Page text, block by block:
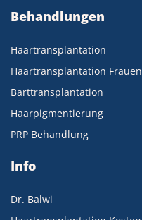
Behandlungen
Haartransplantation
Haartransplantation Frauen
Barttransplantation
Haarpigmentierung
PRP Behandlung
Info
Dr. Balwi